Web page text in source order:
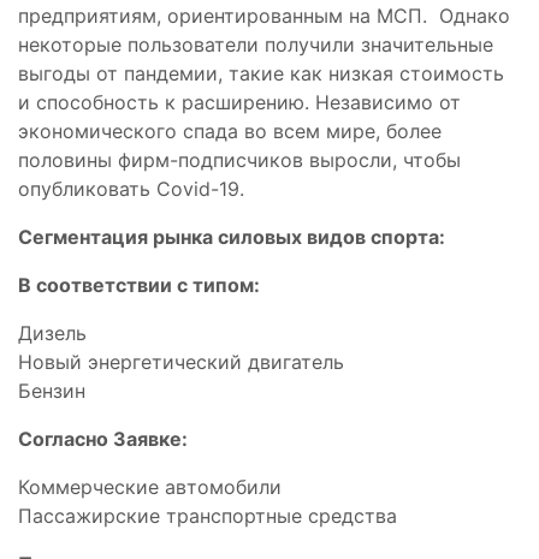
предприятиям, ориентированным на МСП. Однако
некоторые пользователи получили значительные
выгоды от пандемии, такие как низкая стоимость
и способность к расширению. Независимо от
экономического спада во всем мире, более
половины фирм-подписчиков выросли, чтобы
опубликовать Covid-19.
Сегментация рынка силовых видов спорта:
В соответствии с типом:
Дизель
Новый энергетический двигатель
Бензин
Согласно Заявке:
Коммерческие автомобили
Пассажирские транспортные средства